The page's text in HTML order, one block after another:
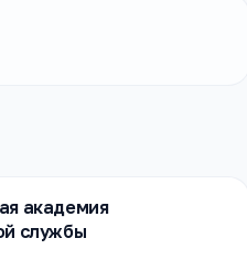
академия
службы